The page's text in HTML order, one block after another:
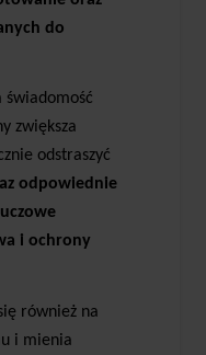
do
świadomość
zwiększa
odstraszyć
odpowiednie
i ochrony
również na
i mienia